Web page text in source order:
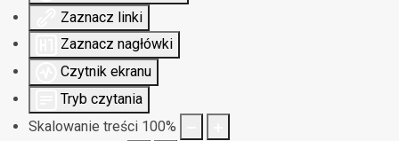
Zaznacz linki
Zaznacz nagłówki
Czytnik ekranu
Tryb czytania
Skalowanie treści 100%